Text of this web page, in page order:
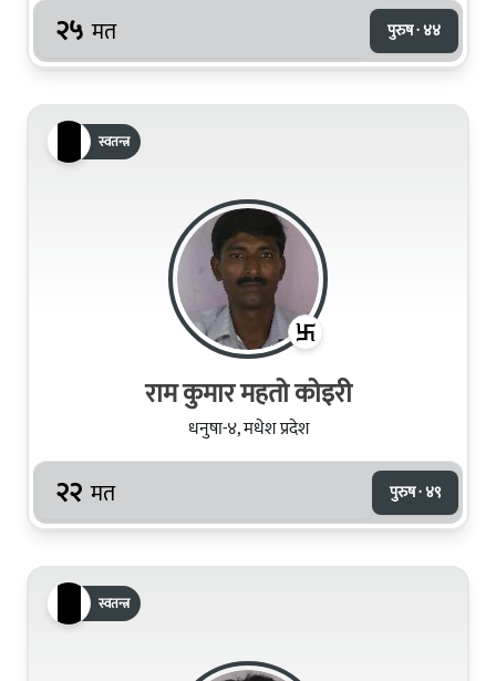
२५ मत पुरुष · ४४
स्वतन्त्र
राम कुमार महतो कोइरी
धनुषा-४, मधेश प्रदेश
२२ मत पुरुष · ४९
स्वतन्त्र